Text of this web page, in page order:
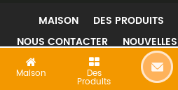
MAISON DES PRODUITS
NOUS CONTACTER
NOUVELLES
XML
Maison Des
Produits